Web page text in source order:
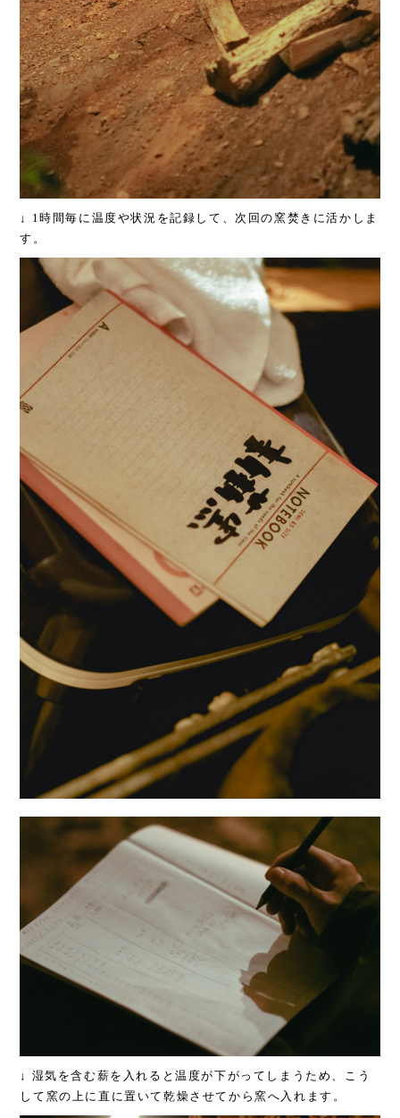
↓ 1時間毎に温度や状況を記録して、次回の窯焚きに活かしま
す。
↓ 湿気を含む薪を入れると温度が下がってしまうため、こう
して窯の上に直に置いて乾燥させてから窯へ入れます。